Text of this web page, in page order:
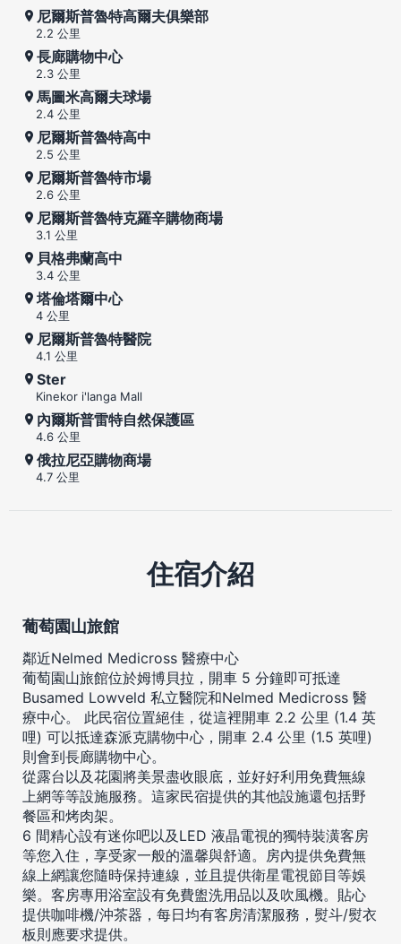
尼爾斯普魯特高爾夫俱樂部
2.2 公里
長廊購物中心
2.3 公里
馬圖米高爾夫球場
2.4 公里
尼爾斯普魯特高中
2.5 公里
尼爾斯普魯特市場
2.6 公里
尼爾斯普魯特克羅辛購物商場
3.1 公里
貝格弗蘭高中
3.4 公里
塔倫塔爾中心
4 公里
尼爾斯普魯特醫院
4.1 公里
Ster
Kinekor i'langa Mall
內爾斯普雷特自然保護區
4.6 公里
俄拉尼亞購物商場
4.7 公里
住宿介紹
葡萄園山旅館
鄰近Nelmed Medicross 醫療中心
葡萄園山旅館位於姆博貝拉，開車 5 分鐘即可抵達
Busamed Lowveld 私立醫院和Nelmed Medicross 醫
療中心。 此民宿位置絕佳，從這裡開車 2.2 公里 (1.4 英
哩) 可以抵達森派克購物中心，開車 2.4 公里 (1.5 英哩)
則會到長廊購物中心。
從露台以及花園將美景盡收眼底，並好好利用免費無線
上網等等設施服務。這家民宿提供的其他設施還包括野
餐區和烤肉架。
6 間精心設有迷你吧以及LED 液晶電視的獨特裝潢客房
等您入住，享受家一般的溫馨與舒適。房內提供免費無
線上網讓您隨時保持連線，並且提供衛星電視節目等娛
樂。客房專用浴室設有免費盥洗用品以及吹風機。貼心
提供咖啡機/沖茶器，每日均有客房清潔服務，熨斗/熨衣
板則應要求提供。